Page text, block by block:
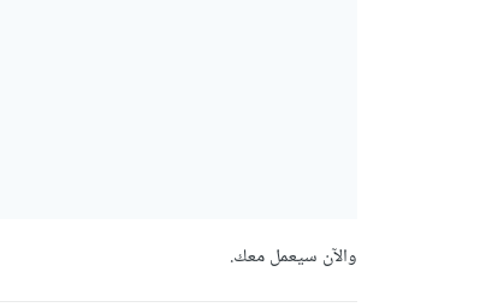
والآن سيعمل معك.